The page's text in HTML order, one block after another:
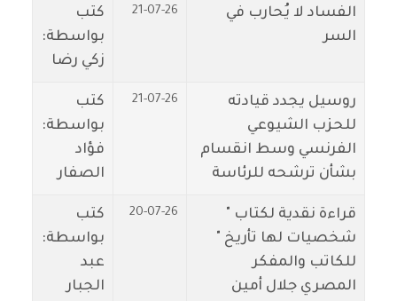
الفساد لا يُحارب في
السر
21-07-26
كتب
بواسطة:
زكي رضا
روسيل يجدد قيادته
للحزب الشيوعي
الفرنسي وسط انقسام
بشأن ترشحه للرئاسة
21-07-26
كتب
بواسطة:
فؤاد
الصفار
قراءة نقدية لكتاب "
شخصيات لها تأريخ "
للكاتب والمفكر
المصري جلال أمين
20-07-26
كتب
بواسطة:
عبد
الجبار